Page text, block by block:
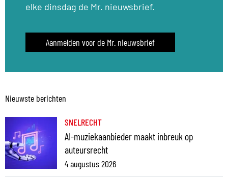
elke dinsdag de Mr. nieuwsbrief.
Aanmelden voor de Mr. nieuwsbrief
Nieuwste berichten
SNELRECHT
AI-muziekaanbieder maakt inbreuk op
auteursrecht
4 augustus 2026